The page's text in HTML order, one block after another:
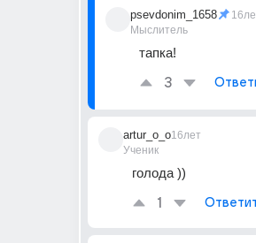
psevdonim_1658
Мыслитель
тапка!
3
artur_o_o
Ученик
16лет
голода ))
1